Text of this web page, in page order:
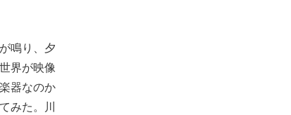
鳴り、夕
界が映像
器なのか
みた。川